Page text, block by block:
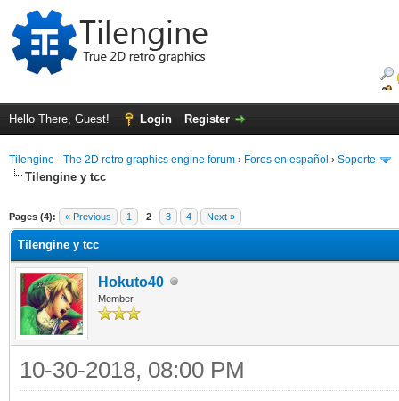
Hello There, Guest! Login Register
Tilengine - The 2D retro graphics engine forum › Foros en español › Soporte
Tilengine y tcc
Pages (4): « Previous 1 2 3 4 Next »
Tilengine y tcc
Hokuto40
Member
10-30-2018, 08:00 PM